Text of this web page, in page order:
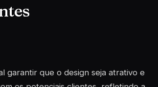
garantir que o design seja atrativo e